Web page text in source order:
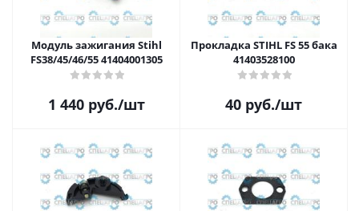
Модуль зажигания Stihl
FS38/45/46/55 41404001305
1 440руб./шт
Прокладка STIHL FS 55 бака
41403528100
40 руб./шт